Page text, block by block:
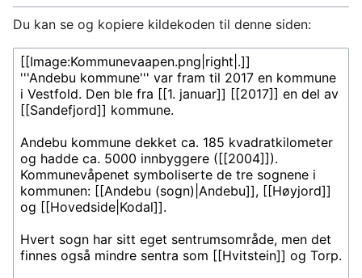
Du kan se og kopiere kildekoden til denne siden: